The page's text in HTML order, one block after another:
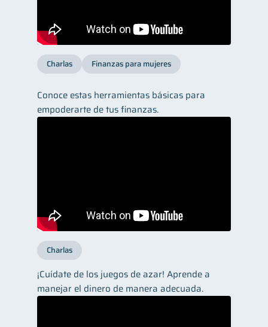
Charlas Finanzas para mujeres
Conoce estas herramientas básicas para
empoderarte de tus finanzas.
Charlas
¡Cuídate de los juegos de azar! Aprende a
manejar el dinero de manera adecuada.